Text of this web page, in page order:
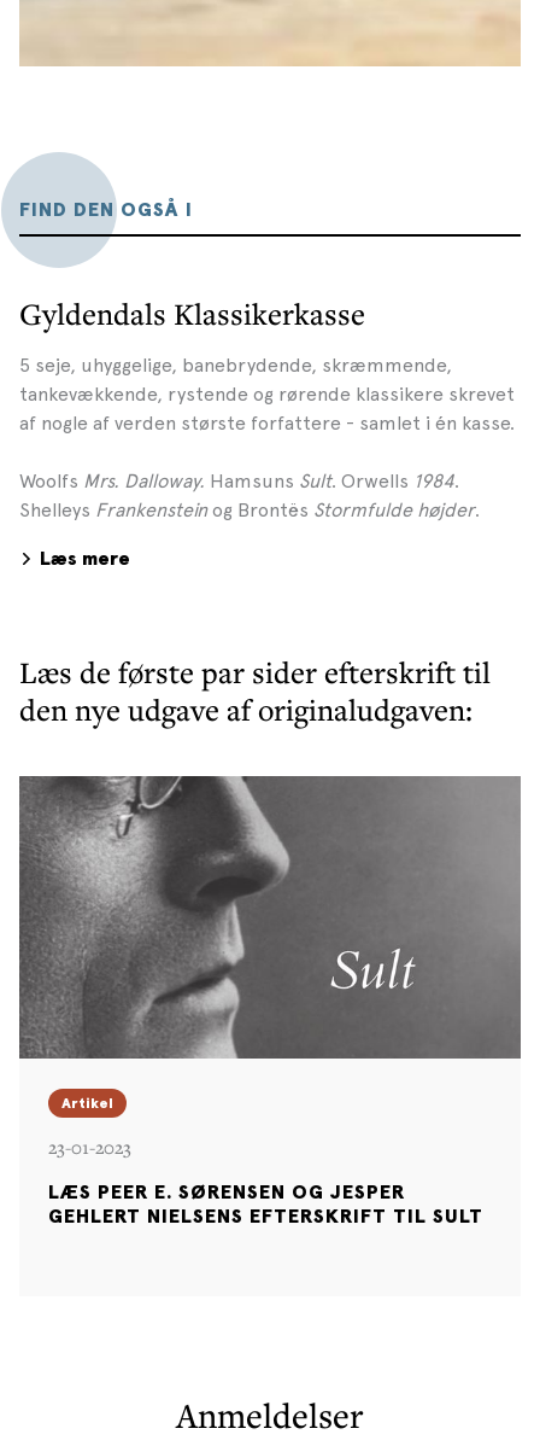
FIND DEN OGSÅ I
Gyldendals Klassikerkasse
5 seje, uhyggelige, banebrydende, skræmmende,
tankevækkende, rystende og rørende klassikere skrevet
af nogle af verden største forfattere - samlet i én kasse.
Woolfs Mrs. Dalloway. Hamsuns Sult. Orwells 1984.
Shelleys Frankensteinog Brontës Stormfulde højder.
Læs mere
Læs de første par sider efterskrift til
den nye udgave af originaludgaven:
Artikel
23-01-2023
LÆS PEER E. SØRENSEN OG JESPER
GEHLERT NIELSENS EFTERSKRIFT TIL SULT
Anmeldelser